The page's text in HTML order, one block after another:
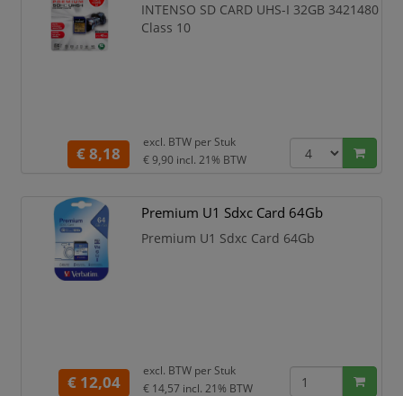
INTENSO SD CARD UHS-I 32GB 3421480
Class 10
€ 8,18
excl. BTW per Stuk
€ 9,90 incl. 21% BTW
Premium U1 Sdxc Card 64Gb
Premium U1 Sdxc Card 64Gb
€ 12,04
excl. BTW per Stuk
€ 14,57 incl. 21% BTW